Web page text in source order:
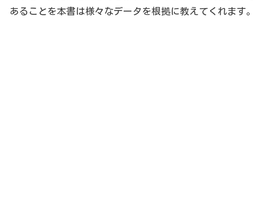
あることを本書は様々なデータを根拠に教えてくれます。